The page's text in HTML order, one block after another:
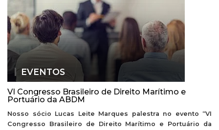
EVENTOS
VI Congresso Brasileiro de Direito Marítimo e
Portuário da ABDM
Nosso sócio Lucas Leite Marques palestra no evento “VI
Congresso Brasileiro de Direito Marítimo e Portuário da